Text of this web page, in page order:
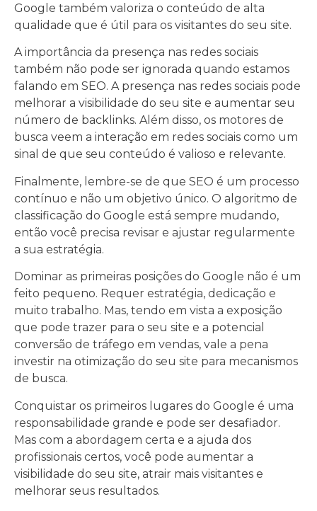
Google também valoriza o conteúdo de alta
qualidade que é útil para os visitantes do seu site.
A importância da presença nas redes sociais
também não pode ser ignorada quando estamos
falando em SEO. A presença nas redes sociais pode
melhorar a visibilidade do seu site e aumentar seu
número de backlinks. Além disso, os motores de
busca veem a interação em redes sociais como um
sinal de que seu conteúdo é valioso e relevante.
Finalmente, lembre-se de que SEO é um processo
contínuo e não um objetivo único. O algoritmo de
classificação do Google está sempre mudando,
então você precisa revisar e ajustar regularmente
a sua estratégia.
Dominar as primeiras posições do Google não é um
feito pequeno. Requer estratégia, dedicação e
muito trabalho. Mas, tendo em vista a exposição
que pode trazer para o seu site e a potencial
conversão de tráfego em vendas, vale a pena
investir na otimização do seu site para mecanismos
de busca.
Conquistar os primeiros lugares do Google é uma
responsabilidade grande e pode ser desafiador.
Mas com a abordagem certa e a ajuda dos
profissionais certos, você pode aumentar a
visibilidade do seu site, atrair mais visitantes e
melhorar seus resultados.